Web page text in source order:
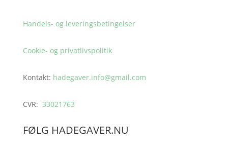
Handels- og leveringsbetingelser
Cookie- og privatlivspolitik
Kontakt: hadegaver.info@gmail.com
CVR: 33021763
FØLG HADEGAVER.NU